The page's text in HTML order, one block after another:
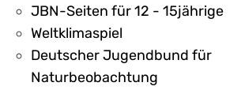
JBN-Seiten für 12 - 15jährige
Weltklimaspiel
Deutscher Jugendbund für
Naturbeobachtung